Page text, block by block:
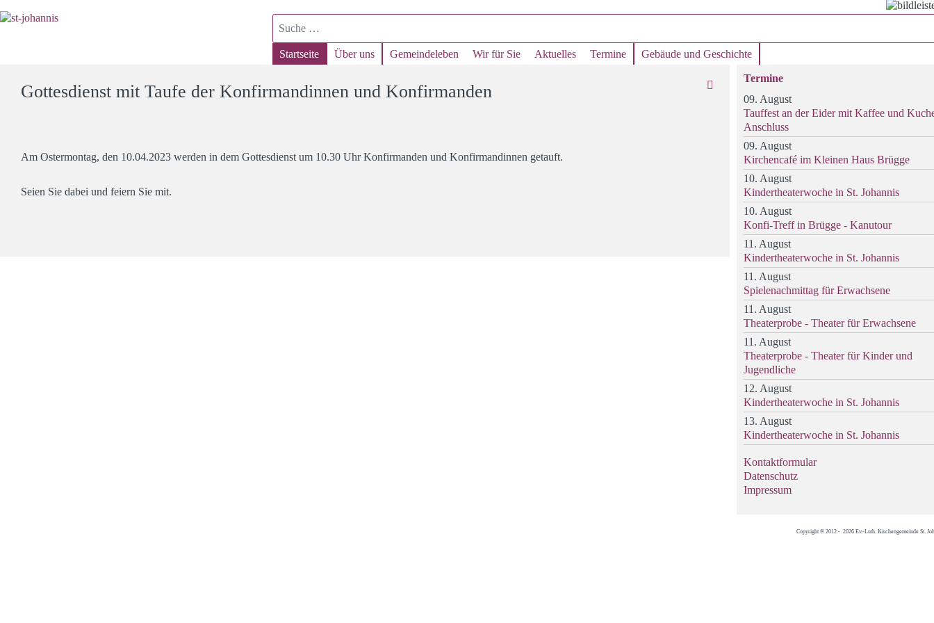
Suchen
Startseite Über uns Gemeindeleben Wir für Sie Aktuelles Termine Gebäude und Geschichte
Gottesdienst mit Taufe der Konfirmandinnen und Konfirmanden
Am Ostermontag, den 10.04.2023 werden in dem Gottesdienst um 10.30 Uhr Konfirmanden und Konfirmandinnen getauft.
Seien Sie dabei und feiern Sie mit.
Termine
09. August
Tauffest an der Eider mit Kaffee und
Anschluss
09. August
Kirchencafé im Kleinen Haus Brügge
10. August
Kindertheaterwoche in St. Johannis
10. August
Konfi-Treff in Brügge - Kanutour
11. August
Kindertheaterwoche in St. Johannis
11. August
Spielenachmittag für Erwachsene
11. August
Theaterprobe - Theater für Erwachsene
11. August
Theaterprobe - Theater für Kinder und
Jugendliche
12. August
Kindertheaterwoche in St. Johannis
13. August
Kindertheaterwoche in St. Johannis
Kontaktformular
Datenschutz
Impressum
Copyright © 2012 - 2026 Ev.-Luth. Kirchengemeinde St.